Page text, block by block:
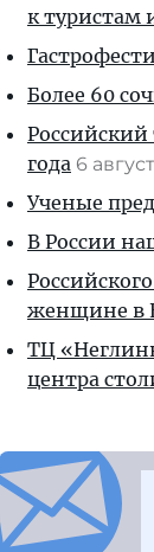
к туристам
Более 60
года 6
Ученые
В России
женщине в
ТЦ
центра